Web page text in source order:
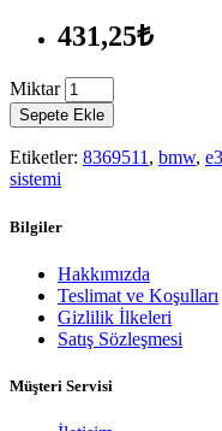
431,25₺
Miktar
Sepete Ekle
Etiketler: 8369511, bmw,
sistemi
Bilgiler
Hakkımızda
Teslimat ve Koşulları
Gizlilik İlkeleri
Satış Sözleşmesi
Müşteri Servisi